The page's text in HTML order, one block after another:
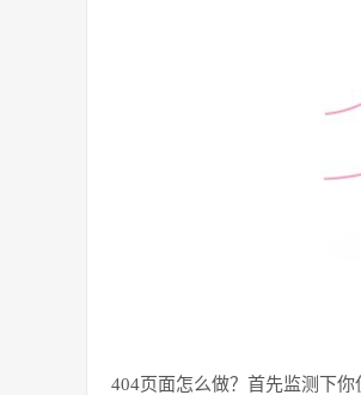
404页面怎么做？首先监测下你